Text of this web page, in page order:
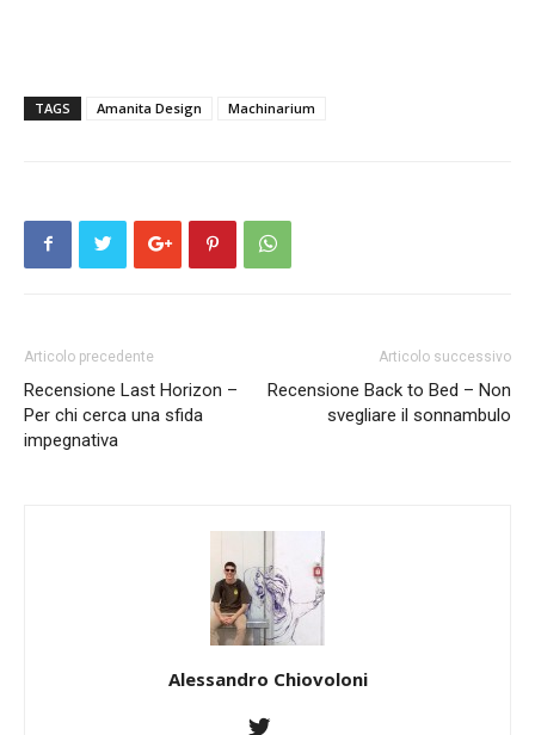
TAGS Amanita Design Machinarium
Articolo precedente
Recensione Last Horizon –
Per chi cerca una sfida
impegnativa
Articolo successivo
Recensione Back to Bed – Non
svegliare il sonnambulo
Alessandro Chiovoloni